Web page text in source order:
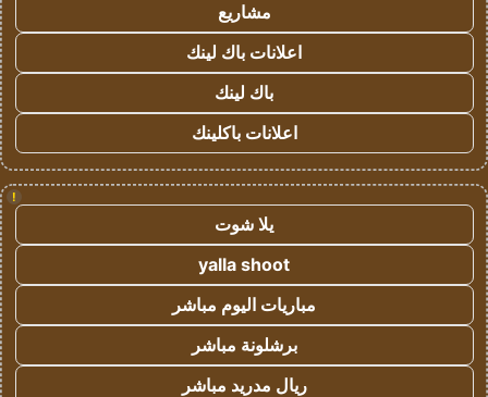
مشاريع
اعلانات باك لينك
باك لينك
اعلانات باكلينك
!
يلا شوت
yalla shoot
مباريات اليوم مباشر
برشلونة مباشر
ريال مدريد مباشر